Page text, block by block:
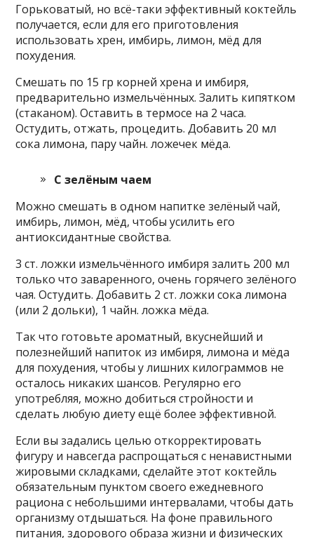
Горьковатый, но всё-таки эффективный коктейль
получается, если для его приготовления
использовать хрен, имбирь, лимон, мёд для
похудения.
Смешать по 15 гр корней хрена и имбиря,
предварительно измельчённых. Залить кипятком
(стаканом). Оставить в термосе на 2 часа.
Остудить, отжать, процедить. Добавить 20 мл
сока лимона, пару чайн. ложечек мёда.
С зелёным чаем
Можно смешать в одном напитке зелёный чай,
имбирь, лимон, мёд, чтобы усилить его
антиоксидантные свойства.
3 ст. ложки измельчённого имбиря залить 200 мл
только что заваренного, очень горячего зелёного
чая. Остудить. Добавить 2 ст. ложки сока лимона
(или 2 дольки), 1 чайн. ложка мёда.
Так что готовьте ароматный, вкуснейший и
полезнейший напиток из имбиря, лимона и мёда
для похудения, чтобы у лишних килограммов не
осталось никаких шансов. Регулярно его
употребляя, можно добиться стройности и
сделать любую диету ещё более эффективной.
Если вы задались целью откорректировать
фигуру и навсегда распрощаться с ненавистными
жировыми складками, сделайте этот коктейль
обязательным пунктом своего ежедневного
рациона с небольшими интервалами, чтобы дать
организму отдышаться. На фоне правильного
питания, здорового образа жизни и физических